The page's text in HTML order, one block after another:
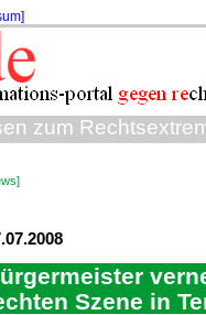
zum
Szene in